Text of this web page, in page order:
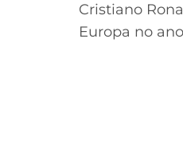
Cristiano
Europa no